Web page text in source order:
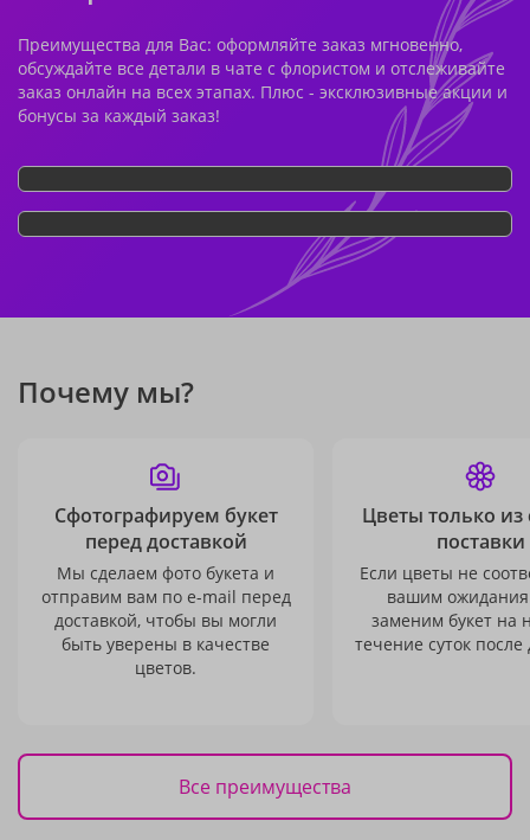
Преимущества для Вас: оформляйте заказ мгновенно,
обсуждайте все детали в чате с флористом и отслеживайте
заказ онлайн на всех этапах. Плюс - эксклюзивные акции и
бонусы за каждый заказ!
Почему мы?
Сфотографируем букет
перед доставкой
Мы сделаем фото букета и
отправим вам по e-mail перед
доставкой, чтобы вы могли
быть уверены в качестве
цветов.
Цветы только из
поставки
Если цветы не
вашим
заменим букет на
течение суток после
Все преимущества